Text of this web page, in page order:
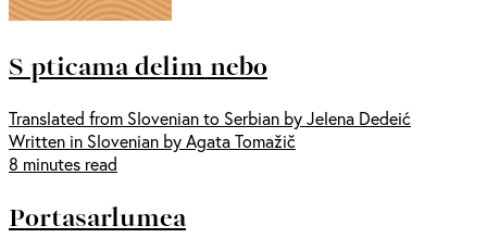
S pticama delim nebo
Translated from Slovenian to Serbian by Jelena Dedeić
Written in Slovenian by Agata Tomažič
8 minutes read
Portasarlumea